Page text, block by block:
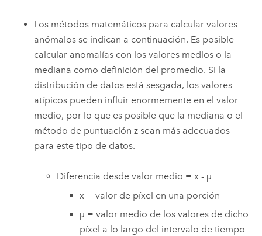
Los métodos matemáticos para calcular valores
anómalos se indican a continuación. Es posible
calcular anomalías con los valores medios o la
mediana como definición del promedio. Si la
distribución de datos está sesgada, los valores
atípicos pueden influir enormemente en el valor
medio, por lo que es posible que la mediana o el
método de puntuación z sean más adecuados
para este tipo de datos.
Diferencia desde valor medio = x - µ
x = valor de píxel en una porción
µ = valor medio de los valores de dicho
píxel a lo largo del intervalo de tiempo